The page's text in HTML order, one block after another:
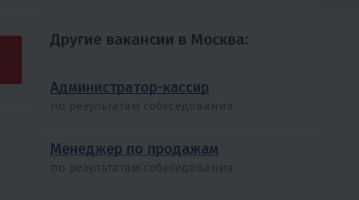
Другие вакансии в Москва:
Администратор-кассир
по результатам собеседования
Менеджер по продажам
по результатам собеседования